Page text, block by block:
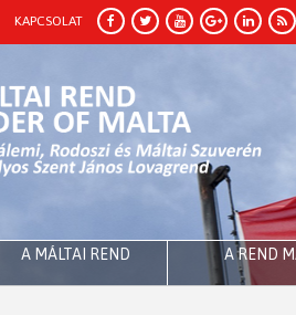
KAPCSOLAT
A MÁLTAI REND A REND